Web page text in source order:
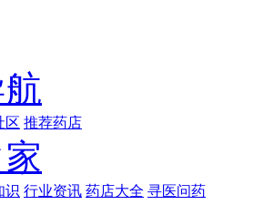
区 推荐药店
识 行业资讯 药店大全 寻医问药